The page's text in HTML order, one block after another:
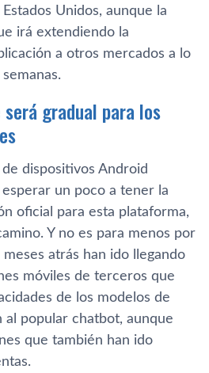
Unidos, aunque la
irá extendiendo la
a otros mercados a lo
gradual para los
dispositivos Android
un poco a tener la
oficial para esta plataforma,
Y no es para menos por
atrás han ido llegando
móviles de terceros que
de los modelos de
al popular chatbot, aunque
que también han ido